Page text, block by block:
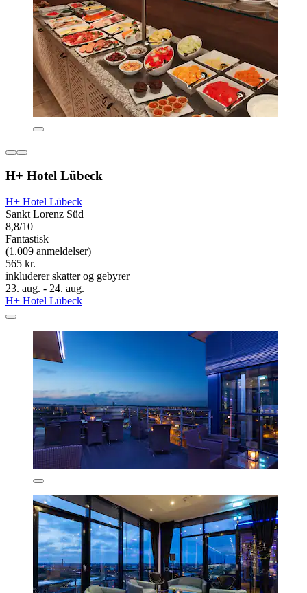
H+ Hotel Lübeck
H+ Hotel Lübeck
Sankt Lorenz Süd
8,8/10
Fantastisk
(1.009 anmeldelser)
565 kr.
inkluderer skatter og gebyrer
23. aug. - 24. aug.
H+ Hotel Lübeck